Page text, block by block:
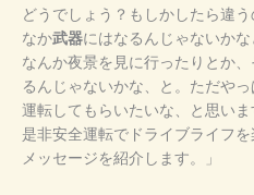
どうでしょう？もしかしたら違
なか武器にはなるんじゃないか
なんか夜景を見に行ったりとか
るんじゃないかな、と。ただや
運転してもらいたいな、と思いま
是非安全運転でドライブライフ
メッセージを紹介します。」